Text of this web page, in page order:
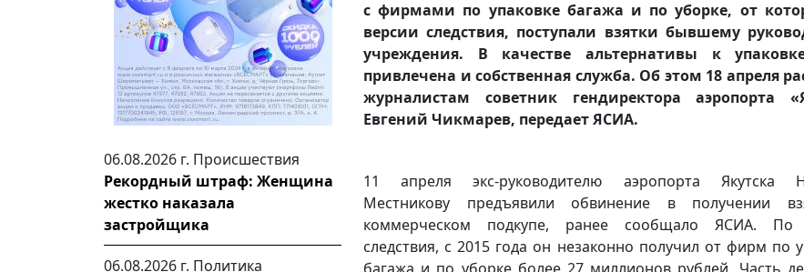
06.08.2026 г. Происшествия
Рекордный штраф: Женщина
жестко наказала
застройщика
06.08.2026 г. Политика
с фирмами по упаковке багажа и по уборке, от
версии следствия, поступали взятки бывшему
учреждения. В качестве альтернативы к
привлечена и собственная служба. Об этом 18 апреля
журналистам советник гендиректора аэропорта
Евгений Чикмарев, передает ЯСИА.
11 апреля экс-руководителю аэропорта Якутска
Местникову предъявили обвинение в получении
коммерческом подкупе, ранее сообщало ЯСИА. По
следствия, с 2015 года он незаконно получил от фирм по
багажа и по уборке более 27 миллионов рублей. Часть